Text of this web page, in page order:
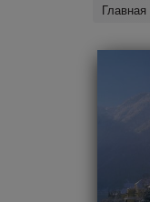
Главная